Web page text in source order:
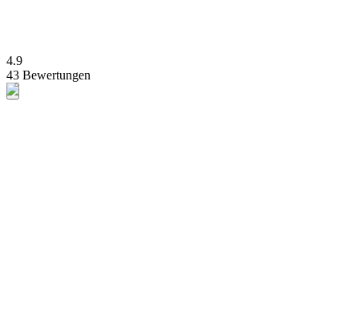
4.9
43 Bewertungen